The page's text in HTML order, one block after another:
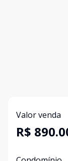
Valor venda
R$